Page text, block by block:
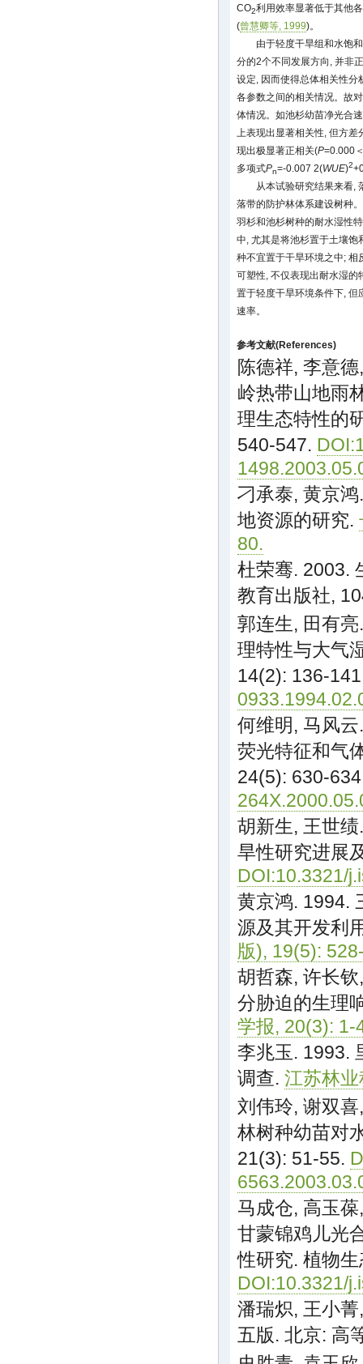
CO2利用效率显著低于其他
(曾慧卿等, 1999)。
由于轻度干旱组和水饱
分的2个不同发展方向, 并非
设定, 因而使得总体相关性分
各参数之间的相关情况。故
体情况。如池杉幼苗净光合
上表现出显著相关性, 但方
现出极显著正相关(P=0.000
多项式Pn=-0.007 2(WUE)2
从本试验研究结果来看,
落带的防护林体系建设树种
羽杉和池杉树种的耐水湿性
中, 尤其是将池杉置于土壤饱
种不宜置于干旱环境之中; 相
可塑性, 不仅表现出耐水湿的
置于轻度干旱环境条件下, 但
速率。
参考文献(References)
陈德祥, 李意
岭热带山地雨
理生态特性的
540-547.
刁承泰, 黄京
地资源的研究.
80.
杜荣骞. 2003.
教育出版社,
郭连生, 田有
理特性与大气
14(2): 136-
何维明, 马风
荧光特征和气
24(5): 630-
胡新生, 王世
旱性研究进展
DOI:10.3321/
黄京鸿. 1994.
源及其开发利
版), 19(5):
胡哲森, 许长
分胁迫的生理
学报, 20(3): 1-
李兆玉. 1993.
调查. 江苏林
刘伟玲, 谢双
林树种幼苗对
21(3): 51-55.
马成仓, 高玉
甘蒙锦鸡儿光
性研究. 植物
DOI:10.3321/
潘瑞炽, 王小
五版. 北京: 高